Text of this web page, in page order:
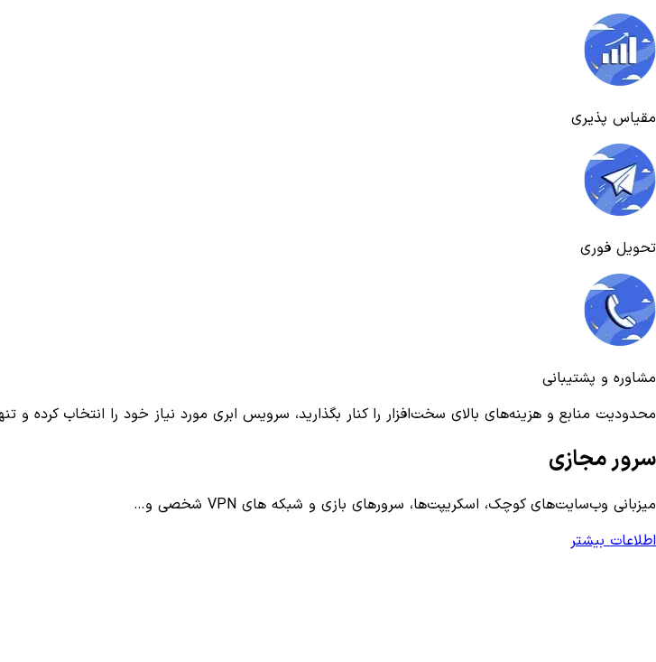
مقیاس پذیری
تحویل فوری
مشاوره و پشتیبانی
محدودیت منابع و هزینه‌های بالای سخت‌افزار را کنار بگذارید، سرویس ابری مورد نیاز خود را انتخاب کرده و
سرور مجازی
میزبانی وب‌سایت‌های کوچک، اسکریپت‌ها، سرورهای بازی و شبکه های VPN شخصی و…
اطلاعات بیشتر